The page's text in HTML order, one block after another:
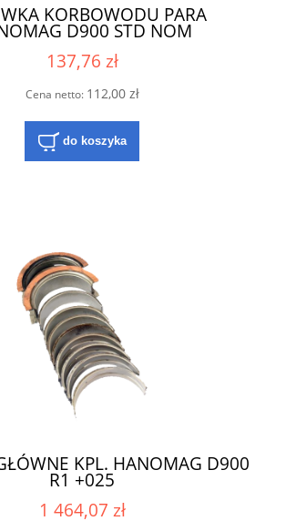
KORBOWODU PARA
D900 STD NOM
137,76 zł
Cena netto: 112,00 zł
do koszyka
KPL. HANOMAG D900
R1 +025
1 464,07 zł